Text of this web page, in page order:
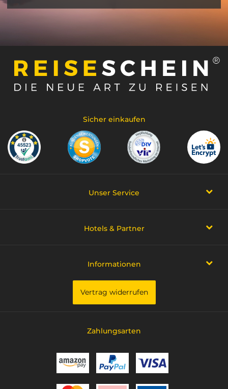
Sicher einkaufen
Unser Service
Hotels & Partner
Informationen
Vertrag widerrufen
Zahlungsarten